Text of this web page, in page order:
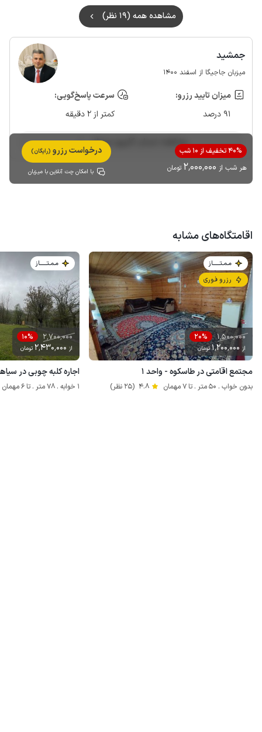
مشاهده همه (19 نظر)
جمشید
میزبان جاجیگا از اسفند 1400
میزان تایید رزرو:
91 درصد
سرعت پاسخ‌گویی:
کمتر از 2 دقیقه
مشاهده حساب کاربری میزبان
40% تخفیف از 10 شب
هر شب از 2٬000٬000 تومان
درخواست رزرو (رایگان)
با امکان چت آنلاین با میزبان
اقامتگاه‌های مشابه
مـمـتــــــاز
رزرو فوری
1٬500٬000 20%
از 1٬200٬000تومان
مجتمع اقامتی در طاسکوه - واحد ۱
بدون خواب . 50 متر . تا 7 مهمان 4.8 (25 نظر)
مـمـتــــــاز
2٬700٬000 10%
از 2٬430٬000 تومان
اجاره کلبه چوبی در
1 خوابه . 78 متر . تا 6 مهمان